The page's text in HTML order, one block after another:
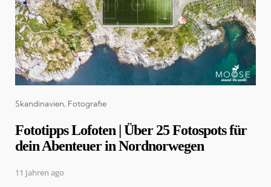
Categories
Skandinavien Fotografie
Fototipps Lofoten | Über 25 Fotospots für
dein Abenteuer in Nordnorwegen
11 Jahren ago